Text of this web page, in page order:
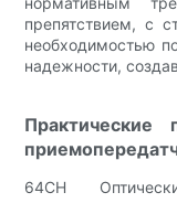
препятствием, с
необходимостью
надежности,
Практические
64CH